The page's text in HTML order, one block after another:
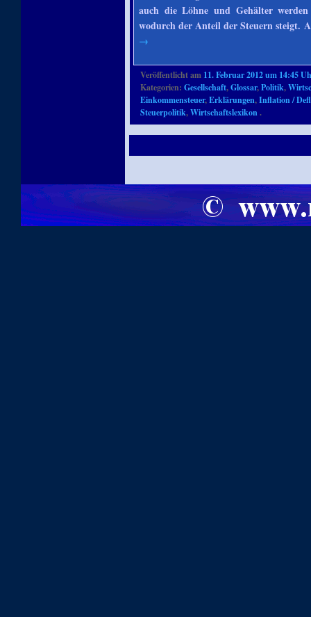
auch die Löhne und Gehälter
wodurch der Anteil der Steuern steigt.
→
Veröffentlicht am 11. Februar 2012 um 14:45
Kategorien:Gesellschaft,Glossar,Politik,
Einkommensteuer,Erklärungen,Inflation /
Steuerpolitik,Wirtschaftslexikon.